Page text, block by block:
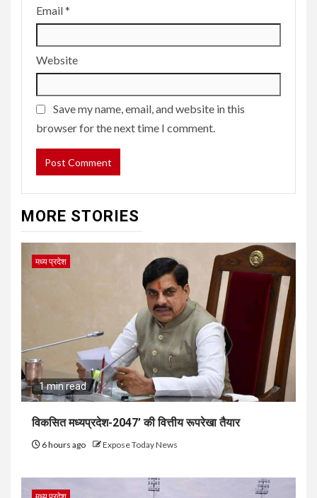
Email*
Website
Save my name, email, and website in this
browser for the next time I comment.
MORE STORIES
मध्य प्रदेश
1 min read
विकसित मध्यप्रदेश-2047’ की वित्तीय रूपरेखा तैयार
6 hours ago Expose Today News